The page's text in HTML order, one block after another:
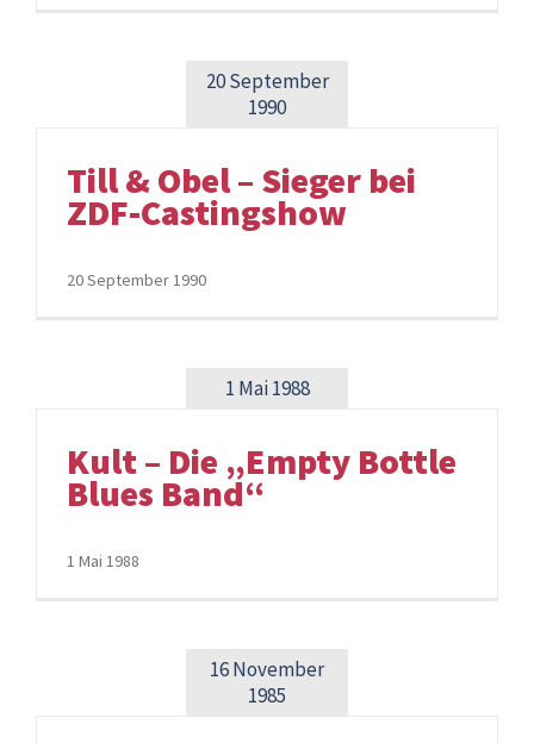
20 September
1990
Till & Obel – Sieger bei
ZDF-Castingshow
20 September 1990
1 Mai 1988
Kult – Die „Empty Bottle
Blues Band“
1 Mai 1988
16 November
1985